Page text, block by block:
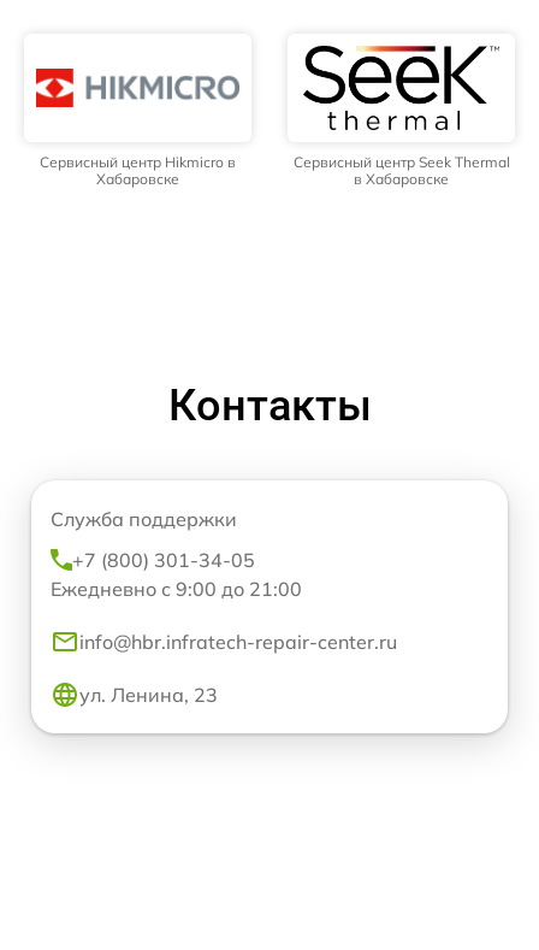
Сервисный центр Hikmicro в
Хабаровске
Сервисный центр Seek Thermal
в Хабаровске
Контакты
Служба поддержки
+7 (800) 301-34-05
Ежедневно с 9:00 до 21:00
info@hbr.infratech-repair-center.ru
ул. Ленина, 23